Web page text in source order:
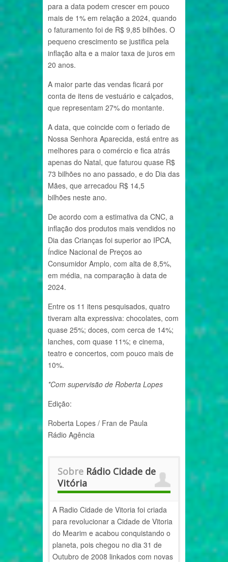
para a data podem crescer em pouco
mais de 1% em relação a 2024, quando
o faturamento foi de R$ 9,85 bilhões. O
pequeno crescimento se justifica pela
inflação alta e a maior taxa de juros em
20 anos.
A maior parte das vendas ficará por
conta de itens de vestuário e calçados,
que representam 27% do montante.
A data, que coincide com o feriado de
Nossa Senhora Aparecida, está entre as
melhores para o comércio e fica atrás
apenas do Natal, que faturou quase R$
73 bilhões no ano passado, e do Dia das
Mães, que arrecadou R$ 14,5
bilhões neste ano.
De acordo com a estimativa da CNC, a
inflação dos produtos mais vendidos no
Dia das Crianças foi superior ao IPCA,
Índice Nacional de Preços ao
Consumidor Amplo, com alta de 8,5%,
em média, na comparação à data de
2024.
Entre os 11 itens pesquisados, quatro
tiveram alta expressiva: chocolates, com
quase 25%; doces, com cerca de 14%;
lanches, com quase 11%; e cinema,
teatro e concertos, com pouco mais de
10%.
*Com supervisão de Roberta Lopes
Edição:
Roberta Lopes / Fran de Paula
Rádio Agência
Sobre Rádio Cidade de
Vitória
A Radio Cidade de Vitoria foi criada
para revolucionar a Cidade de Vitoria
do Mearim e acabou conquistando o
planeta, pois chegou no dia 31 de
Outubro de 2008 linkados com novas